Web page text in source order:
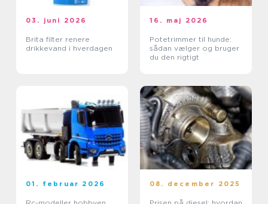
03. juni 2026
Brita filter renere
drikkevand i hverdagen
16. maj 2026
Potetrimmer til hunde:
sådan vælger og bruger
du den rigtigt
01. februar 2026 08. december 2025